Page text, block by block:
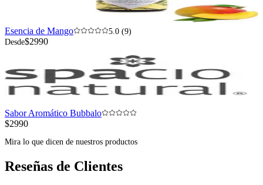
Esencia de Mango
5.0 (9)
Desde$2990
Sabor Aromático Bubbalo
$2990
Mira lo que dicen de nuestros productos
Reseñas de Clientes